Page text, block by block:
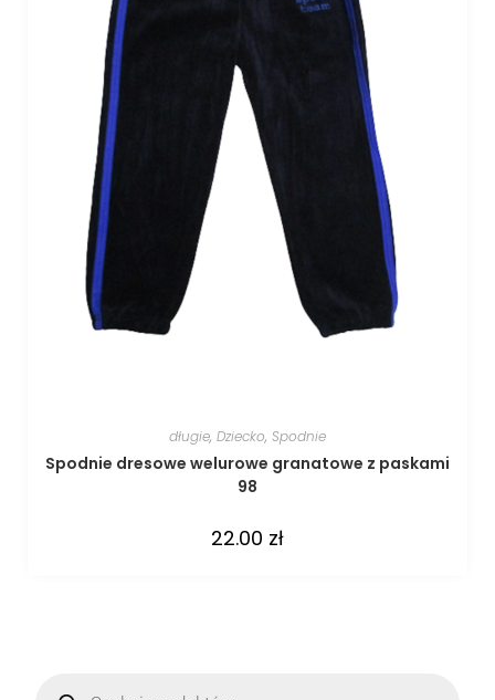
długie, Dziecko, Spodnie
Spodnie dresowe welurowe granatowe z paskami
98
22.00 zł